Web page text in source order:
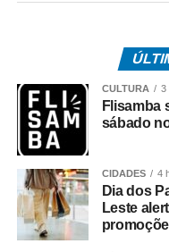
*Como surgiu o caso*
O acordo investigado
o Governo de Mato
meio de um acordo
de R$ 308 milhões.
Na coletiva, Pedro
decisões judiciais
fundamento jurídico
forma como ocorreu.
CULTURA 3
Flisamba
sábado
CIDADES 4
Dia dos
Leste